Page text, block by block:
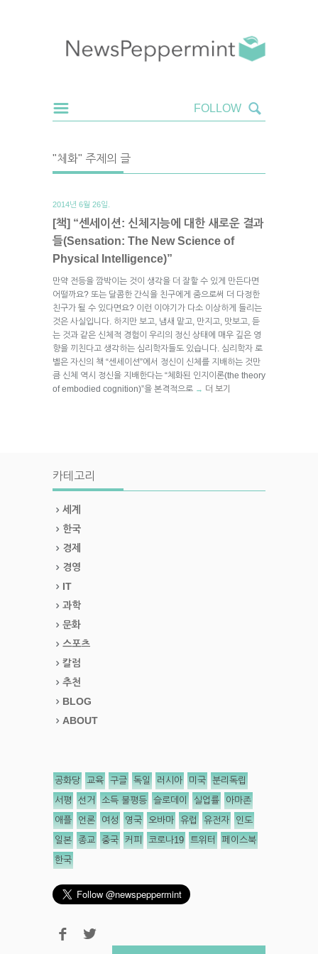
"체화" 주제의 글
2014년 6월 26일.
[책] “센세이션: 신체지능에 대한 새로운 결과
들(Sensation: The New Science of
Physical Intelligence)”
만약 전등을 깜박이는 것이 생각을 더 잘할 수 있게 만든다면
어떨까요? 또는 달콤한 간식을 친구에게 줌으로써 더 다정한
친구가 될 수 있다면요? 이런 이야기가 다소 이상하게 들리는
것은 사실입니다. 하지만 보고, 냄새 맡고, 만지고, 맛보고, 듣
는 것과 같은 신체적 경험이 우리의 정신 상태에 매우 깊은 영
향을 끼친다고 생각하는 심리학자들도 있습니다. 심리학자 로
벨은 자신의 책 “센세이션”에서 정신이 신체를 지배하는 것만
큼 신체 역시 정신을 지배한다는 “체화된 인지이론(the theory
of embodied cognition)”을 본격적으로 → 더 보기
카테고리
세계
한국
경제
경영
IT
과학
문화
스포츠
칼럼
추천
BLOG
ABOUT
공화당 교육 구글 독일 러시아 미국 분리독립
서평 선거 소득 불평등 슬로데이 실업률 아마존
애플 언론 여성 영국 오바마 유럽 유전자 인도
일본 종교 중국 커피 코로나19 트위터 페이스북
한국